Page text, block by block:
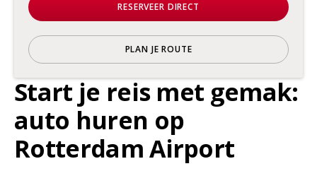
Start je reis met gemak:
auto huren op
Rotterdam Airport
RESERVEER DIRECT
PLAN JE ROUTE